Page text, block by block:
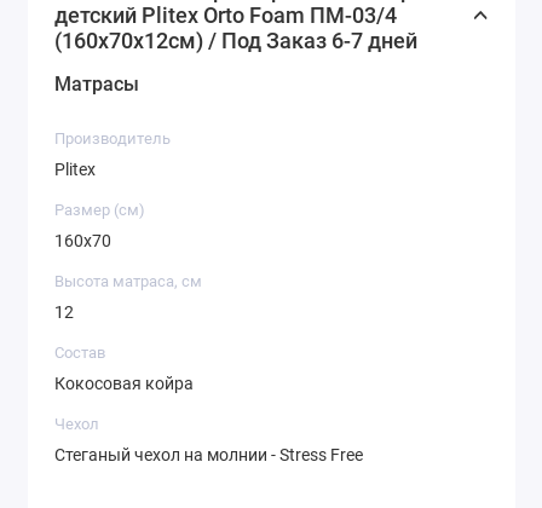
детский Plitex Orto Foam ПМ-03/4
(160х70х12см) / Под Заказ 6-7 дней
Матрасы
Производитель
Plitex
Размер (см)
160х70
Высота матраса, см
12
Состав
Кокосовая койра
Чехол
Стеганый чехол на молнии - Stress Free